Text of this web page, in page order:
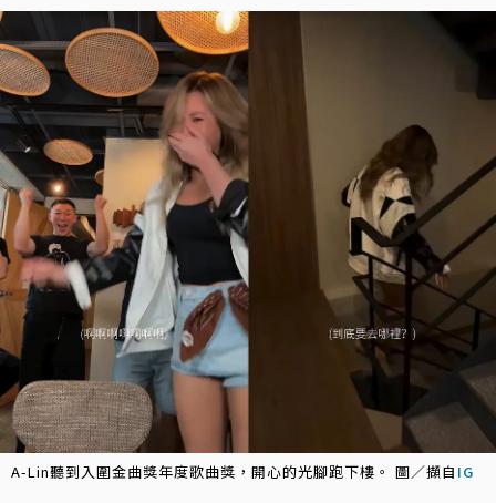
A-Lin聽到入圍金曲獎年度歌曲獎，開心的光腳跑下樓。 圖／擷自 IG